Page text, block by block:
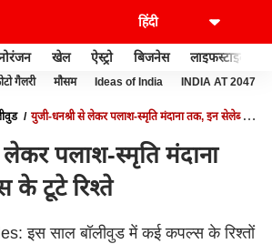
खेल ऐस्ट्रो बिजनेस लाइफस्टाइल
गैलरी मौसम Ideas of India INDIA AT 2047
युजी-धनश्री से लेकर पलाश-स्मृति मंदाना तक, इन सेलेब्स के
पलाश-स्मृति मंदाना
के टूटे रिश्ते
इस साल बॉलीवुड में कई कपल्स के रिश्तों